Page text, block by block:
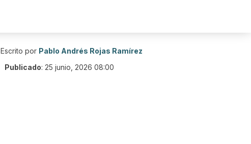
Escrito por Pablo Andrés Rojas Ramírez
Publicado: 25 junio, 2026 08:00